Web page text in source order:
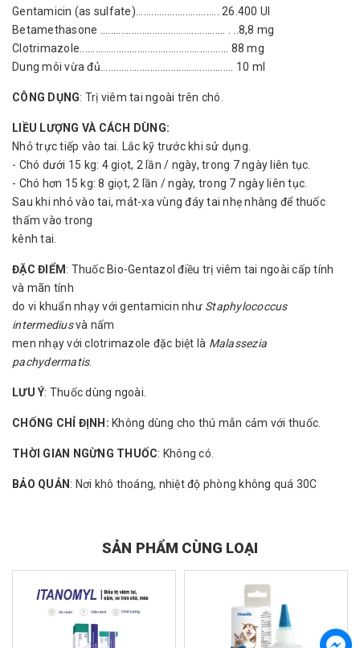
Gentamicin (as sulfate)................................ 26.400 UI
Betamethasone ................................................ . ..8,8 mg
Clotrimazole......................................................... 88 mg
Dung môi vừa đủ................................................... 10 ml
CÔNG DỤNG: Trị viêm tai ngoài trên chó.
LIỀU LƯỢNG VÀ CÁCH DÙNG:
Nhỏ trực tiếp vào tai. Lắc kỹ trước khi sử dụng.
- Chó dưới 15 kg: 4 giọt, 2 lần / ngày, trong 7 ngày liên tục.
- Chó hơn 15 kg: 8 giọt, 2 lần / ngày, trong 7 ngày liên tục.
Sau khi nhỏ vào tai, mát-xa vùng đáy tai nhẹ nhàng để thuốc
thấm vào trong
kênh tai.
ĐẶC ĐIỂM : Thuốc Bio-Gentazol điều trị viêm tai ngoài cấp tính
và mãn tính
do vi khuẩn nhạy với gentamicin như Staphylococcus
intermediusvà nấm
men nhạy với clotrimazole đặc biệt là Malassezia
pachydermatis.
LƯU Ý: Thuốc dùng ngoài.
CHỐNG CHỈ ĐỊNH: Không dùng cho thú mẫn cảm với thuốc.
THỜI GIAN NGỪNG THUỐC: Không có.
BẢO QUẢN : Nơi khô thoáng, nhiệt độ phòng không quá 30C
SẢN PHẨM CÙNG LOẠI